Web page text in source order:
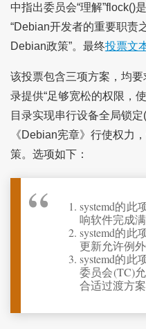
中指出委员会“理解”flock()
“Debian开发者的重要职责
Debian政策”。最终投票文
该投票包含三项方案，均
录提供“足够宽松的权限，
目录实现串行设备全局锁
《Debian宪章》行使权力
策。选项如下：
systemd的此
响软件完成
systemd的此
更新允许例外
systemd的此
委员会(TC)
合适过渡方